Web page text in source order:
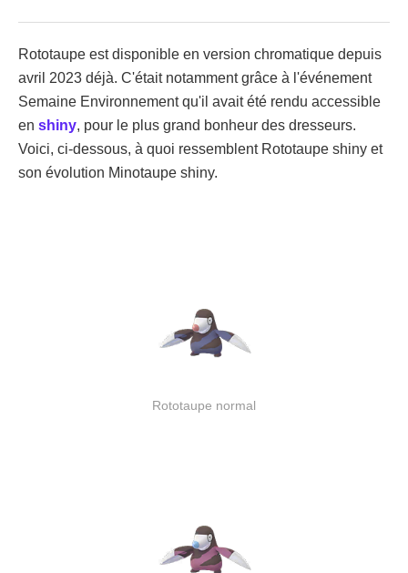
Rototaupe est disponible en version chromatique depuis
avril 2023 déjà. C'était notamment grâce à l'événement
Semaine Environnement qu'il avait été rendu accessible
en shiny, pour le plus grand bonheur des dresseurs.
Voici, ci-dessous, à quoi ressemblent Rototaupe shiny et
son évolution Minotaupe shiny.
Rototaupe normal